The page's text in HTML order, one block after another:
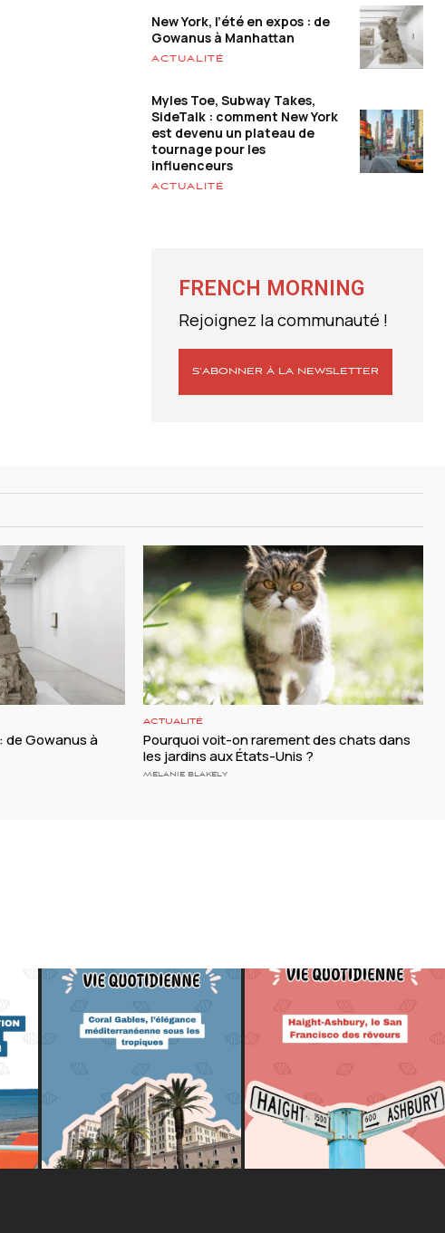
New York, l’été en expos : de
Gowanus à Manhattan
ACTUALITÉ
Myles Toe, Subway Takes,
SideTalk : comment New York
est devenu un plateau de
tournage pour les
influenceurs
ACTUALITÉ
FRENCH MORNING
Rejoignez la communauté !
S’ABONNER À LA NEWSLETTER
de Gowanus à
ACTUALITÉ
Pourquoi voit-on rarement des chats dans
les jardins aux États-Unis ?
MELANIE BLAKELY